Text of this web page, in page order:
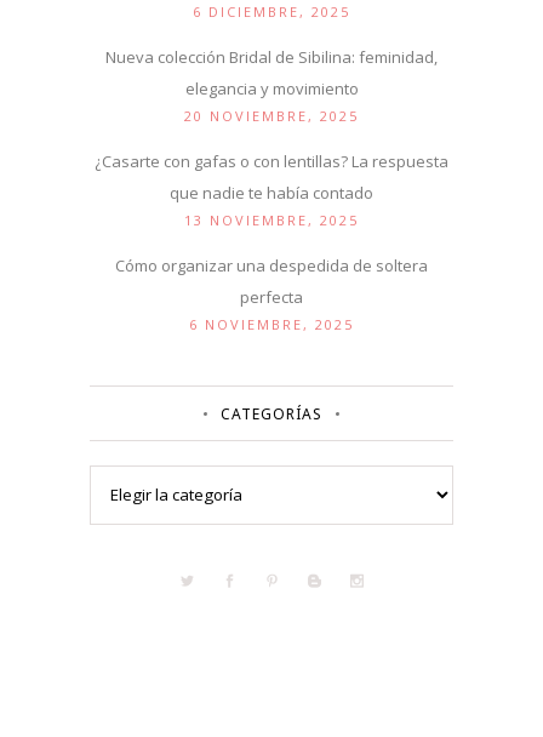
6 DICIEMBRE, 2025
Nueva colección Bridal de Sibilina: feminidad,
elegancia y movimiento
20 NOVIEMBRE, 2025
¿Casarte con gafas o con lentillas? La respuesta
que nadie te había contado
13 NOVIEMBRE, 2025
Cómo organizar una despedida de soltera
perfecta
6 NOVIEMBRE, 2025
CATEGORÍAS